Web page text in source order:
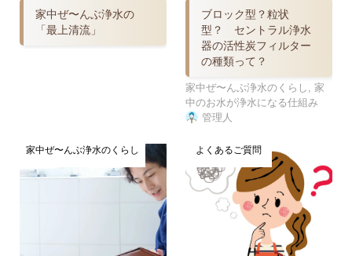
家中ぜ〜んぶ浄水の
「最上清流」
ブロック型？粒状
型？ セントラル浄水
器の活性炭フィルター
の種類って？
家中ぜ〜んぶ浄水のくらし ,家
中のお水が浄水になる仕組み
管理人
家中ぜ〜んぶ浄水のくらし よくあるご質問